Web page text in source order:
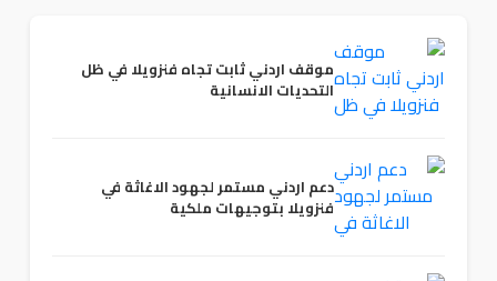
موقف اردني ثابت تجاه فنزويلا في ظل
التحديات الانسانية
دعم اردني مستمر لجهود الاغاثة في
فنزويلا بتوجيهات ملكية